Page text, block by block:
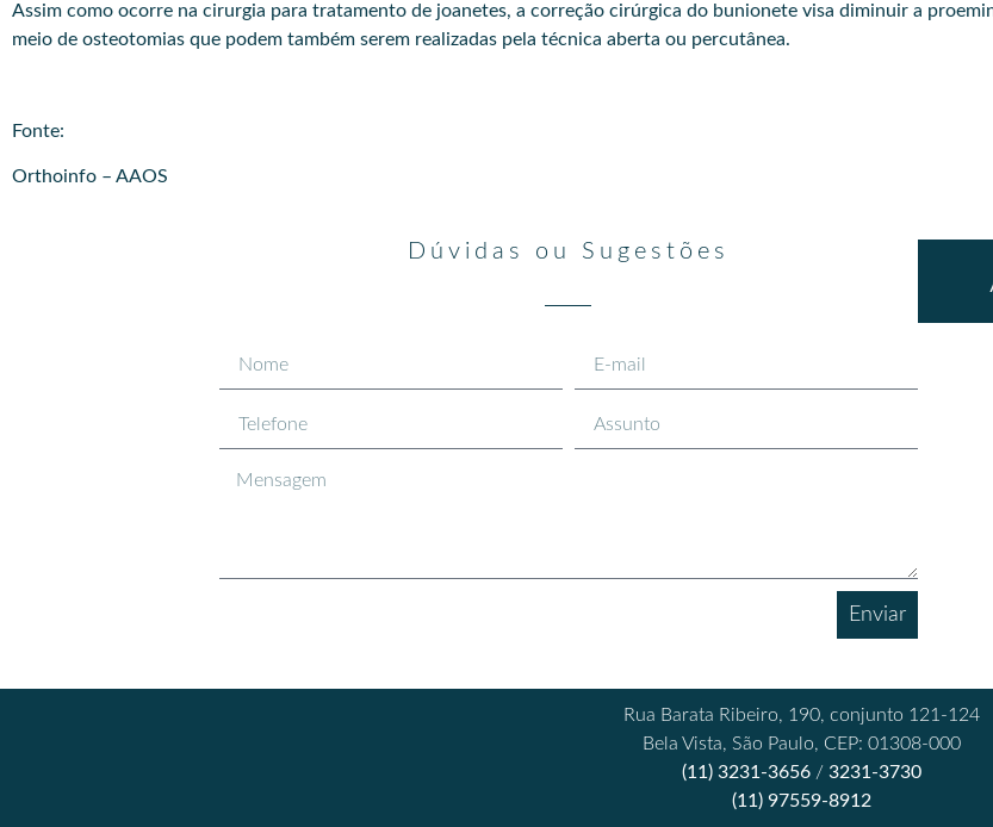
Assim como ocorre na cirurgia para tratamento de joanetes, a correção cirúrgica do bunionete visa diminuir a
meio de osteotomias que podem também serem realizadas pela técnica aberta ou percutânea.
Fonte:
Orthoinfo – AAOS
Dúvidas ou Sugestões
Enviar
Rua Barata Ribeiro, 190, conjunto 121-124
Bela Vista, São Paulo, CEP: 01308-000
(11) 3231-3656/ 3231-3730
(11) 97559-8912